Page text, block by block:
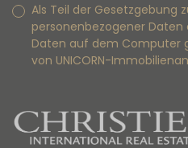
Als Teil der Gesetzgebung
personenbezogener
Daten auf dem Computer
von UNICORN-